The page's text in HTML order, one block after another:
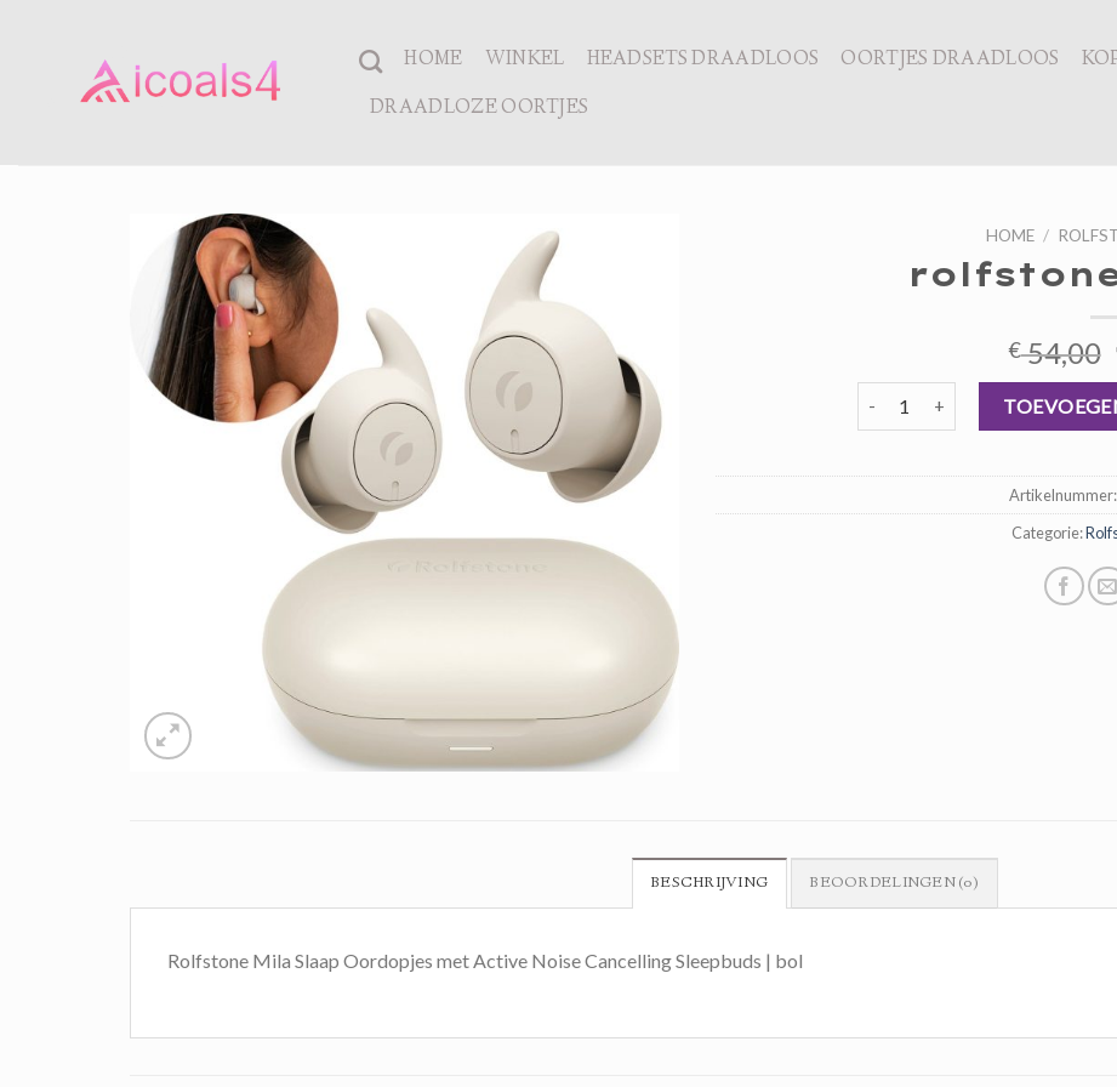
HOME WINKEL HEADSETS DRAADLOOS OORTJES DRAADLOOS
DRAADLOZE OORTJES
HOME /
€54,00
rolfstone oortjes aantal
Artikelnummer:
Categorie:
BESCHRIJVING BEOORDELINGEN (0)
Rolfstone Mila Slaap Oordopjes met Active Noise Cancelling Sleepbuds | bol